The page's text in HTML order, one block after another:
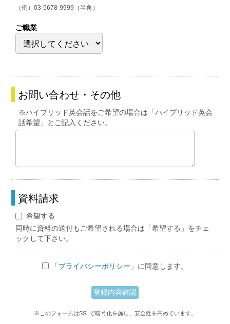
（例）03-5678-9999（半角）
ご職業
お問い合わせ・その他
※ハイブリッド英会話をご希望の場合は「ハイブリッド英会
話希望」とご記入ください。
資料請求
希望する
同時に資料の送付もご希望される場合は「希望する」をチェ
ックして下さい。
「プライバシーポリシー 」に同意します。
※このフォームはSSLで暗号化を施し、安全性を高めています。